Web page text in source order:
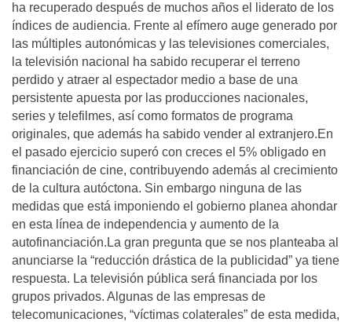
ha recuperado después de muchos años el liderato de los
índices de audiencia. Frente al efímero auge generado por
las múltiples autonómicas y las televisiones comerciales,
la televisión nacional ha sabido recuperar el terreno
perdido y atraer al espectador medio a base de una
persistente apuesta por las producciones nacionales,
series y telefilmes, así como formatos de programa
originales, que además ha sabido vender al extranjero.En
el pasado ejercicio superó con creces el 5% obligado en
financiación de cine, contribuyendo además al crecimiento
de la cultura autóctona. Sin embargo ninguna de las
medidas que está imponiendo el gobierno planea ahondar
en esta línea de independencia y aumento de la
autofinanciación.La gran pregunta que se nos planteaba al
anunciarse la “reducción drástica de la publicidad” ya tiene
respuesta. La televisión pública será financiada por los
grupos privados. Algunas de las empresas de
telecomunicaciones, “víctimas colaterales” de esta medida,